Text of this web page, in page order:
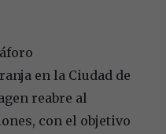
en la Ciudad de
reabre al
con el objetivo